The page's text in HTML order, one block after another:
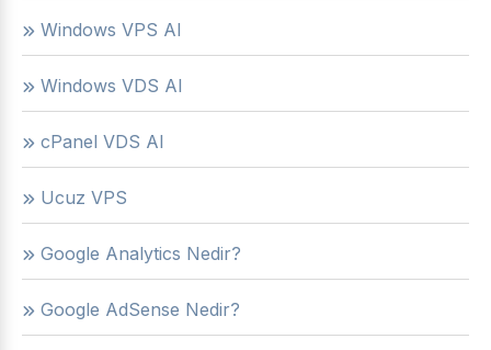
Windows VPS Al
Windows VDS Al
cPanel VDS Al
Ucuz VPS
Google Analytics Nedir?
Google AdSense Nedir?